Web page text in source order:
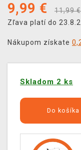
9,99 €
11,99 €
Zľava platí do
Nákupom získate
Skladom 2 ks
Do košíka